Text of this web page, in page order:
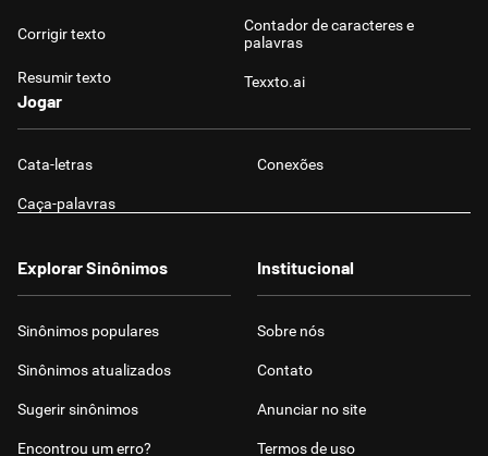
Corrigir texto
Resumir texto
Contador de caracteres e
palavras
Texxto.ai
Jogar
Cata-letras Conexões
Caça-palavras
Explorar Sinônimos
Sinônimos populares
Sinônimos atualizados
Sugerir sinônimos
Encontrou um erro?
Institucional
Sobre nós
Contato
Anunciar no site
Termos de uso